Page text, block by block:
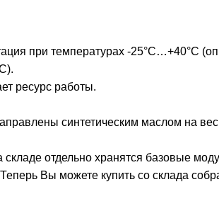
при температурах -25°С…+40°С
ресурс работы.
синтетическим маслом на
отдельно хранятся базовые
Вы можете купить со склада